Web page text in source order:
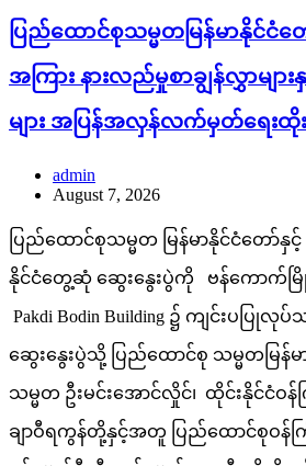
ပြည်ထောင်စုသမ္မတမြန်မာနိုင်ငံ
အကြား နားလည်မှုစာချွန်လွှာမျ
များ အပြန်အလှန်လက်မှတ်ရေး
admin
August 7, 2026
ပြည်ထောင်စုသမ္မတ မြန်မာနိုင်ငံတော်နှ
နိုင်ငံတွေ့ဆုံ ဆွေးနွေးပွဲကို ဗန်ကောက်မ
Pakdi Bodin Building ၌ ကျင်းပပ
ဆွေးနွေးပွဲသို့ ပြည်ထောင်စု သမ္မတမြန်
သမ္မတ ဦးမင်းအောင်လှိုင်၊ ထိုင်းနိုင်ငံဝန်
ချာဝီရကွန်တို့နှင့်အတူ ပြည်ထောင်စုဝန်ကြီ